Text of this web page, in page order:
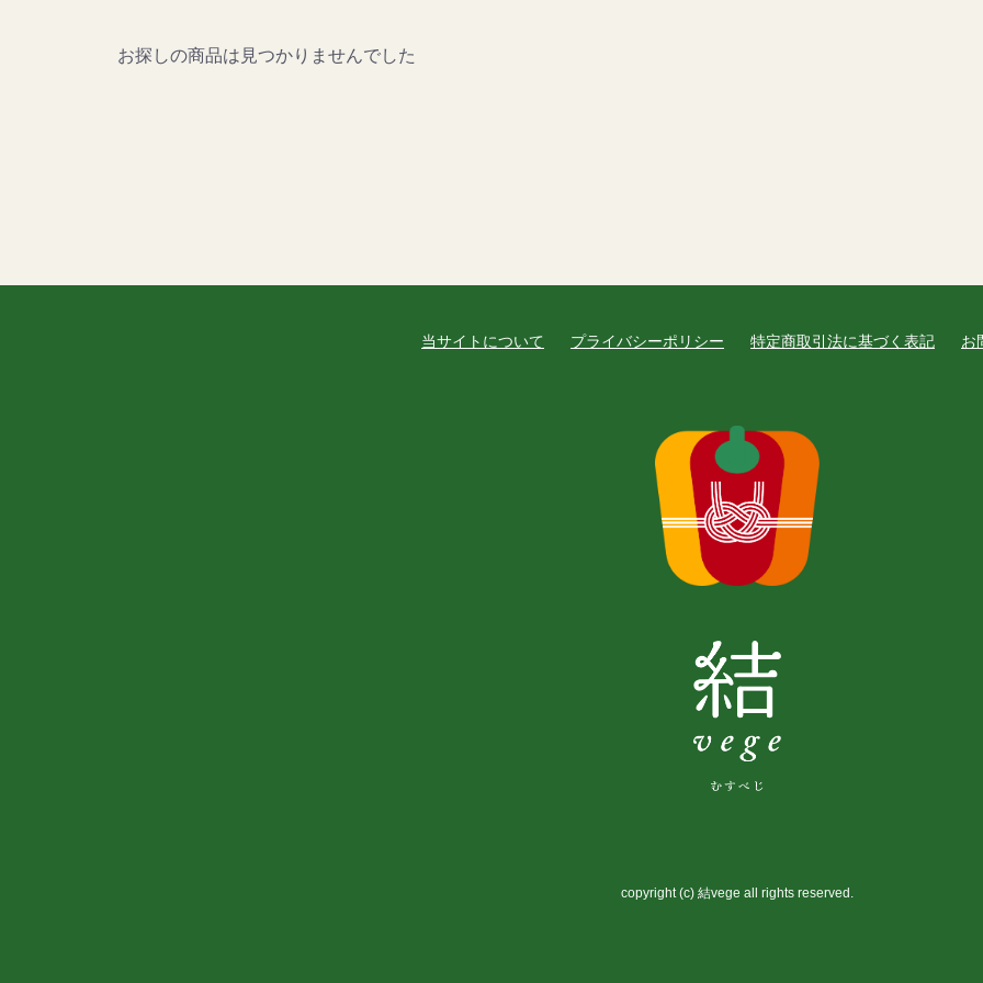
お探しの商品は見つかりませんでした
当サイトについて プライバシーポリシー 特定商取引法に基づく表記 お
copyright (c) 結vege all rights reserved.